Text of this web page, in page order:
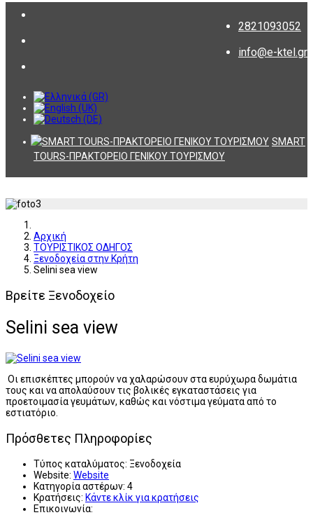
2821093052
info@e-ktel.gr
SMART
TOURS-ΠΡΑΚΤΟΡΕΙΟ ΓΕΝΙΚΟΥ ΤΟΥΡΙΣΜΟΥ
Αρχική
ΤΟΥΡΙΣΤΙΚΟΣ ΟΔΗΓΟΣ
Ξενοδοχεία στην Κρήτη
Selini sea view
Βρείτε Ξενοδοχείο
Selini sea view
Οι επισκέπτες μπορούν να χαλαρώσουν στα ευρύχωρα δωμάτια
τους και να απολαύσουν τις βολικές εγκαταστάσεις για
προετοιμασία γευμάτων, καθώς και νόστιμα γεύματα από το
εστιατόριο.
Πρόσθετες Πληροφορίες
Τύπος καταλύματος: Ξενοδοχεία
Website: Website
Κατηγορία αστέρων: 4
Κρατήσεις: Κάντε κλίκ για κρατήσεις
Επικοινωνία: